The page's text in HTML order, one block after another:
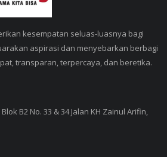
kesempatan seluas-luasnya bagi
aspirasi dan menyebarkan berbagi
transparan, terpercaya, dan beretika.
B2 No. 33 & 34 Jalan KH Zainul Arifin,